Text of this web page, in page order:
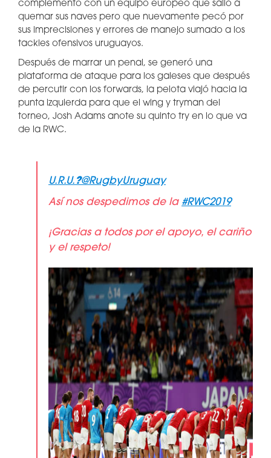
complemento con un equipo europeo que salió a
quemar sus naves pero que nuevamente pecó por
sus imprecisiones y errores de manejo sumado a los
tackles ofensivos uruguayos.
Después de marrar un penal, se generó una
plataforma de ataque para los galeses que después
de percutir con los forwards, la pelota viajó hacia la
punta izquierda para que el wing y tryman del
torneo, Josh Adams anote su quinto try en lo que va
de la RWC.
U.R.U. ?@RugbyUruguay
Así nos despedimos de la #RWC2019
¡Gracias a todos por el apoyo, el cariño
y el respeto!